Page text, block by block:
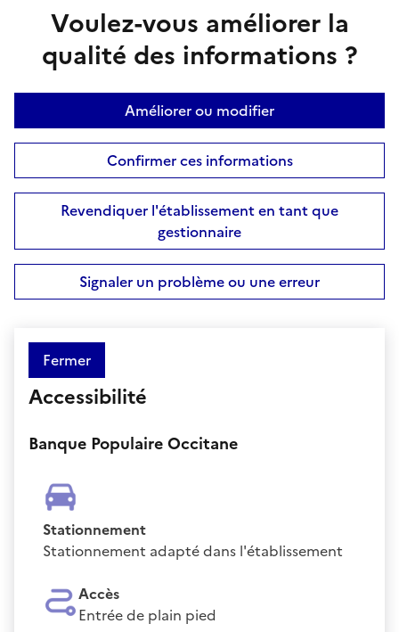
Voulez-vous améliorer la
qualité des informations ?
Améliorer ou modifier
Confirmer ces informations
Revendiquer l'établissement en tant que
gestionnaire
Signaler un problème ou une erreur
Fermer
Accessibilité
Banque Populaire Occitane
Stationnement
Stationnement adapté dans l'établissement
Accès
Entrée de plain pied